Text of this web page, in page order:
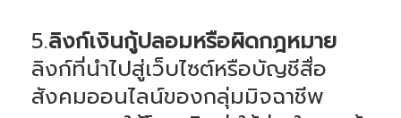
5.ลิงก์เงินกู้ปลอมหรือผิดกฎหมาย
ลิงก์ที่นำไปสู่เว็บไซต์หรือบัญชีสื่อ
สังคมออนไลน์ของกลุ่มมิจฉาชีพ